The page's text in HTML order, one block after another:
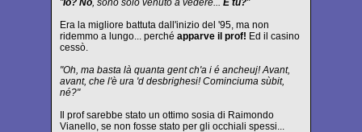
"Io? No, sono solo venuto a vedere... E tu?"
Era la migliore battuta dall'inizio del '95, ma non
ridemmo a lungo... perché apparve il prof! Ed il casino
cessò.
"Oh, ma basta là quanta gent ch'a i é ancheuj! Avant,
avant, che l'è ura 'd desbrighesi! Cominciuma sùbit,
né?"
Il prof sarebbe stato un ottimo sosia di Raimondo
Vianello, se non fosse stato per gli occhiali spessi...